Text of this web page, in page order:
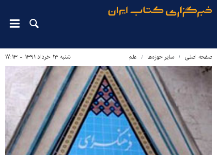
صفحه اصلی سایر حوزه‌ها علم شنبه ۱۳ خرداد ۱۳۹۱ - ۱۷:۱۳